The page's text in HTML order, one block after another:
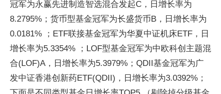
冠军为永赢先进制造智选混合发起C，日增长率为
8.2795%；货币型基金冠军为长盛货币B，日增长率为
0.0181% ；ETF联接基金冠军为华夏中证机床ETF，日
增长率为5.3354% ；LOF型基金冠军为中欧科创主题混
合(LOF)A，日增长率为5.3979%；QDII基金冠军为广
发中证香港创新药ETF(QDII)，日增长率为3.0392%；